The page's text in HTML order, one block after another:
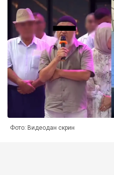
Фото: Видеодан скрин